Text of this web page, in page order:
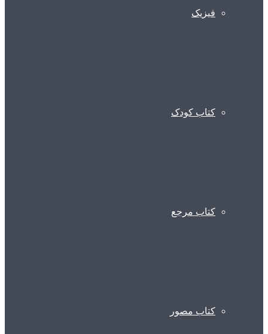
فیزیک
کتاب کودک
کتاب مرجع
کتاب مصور